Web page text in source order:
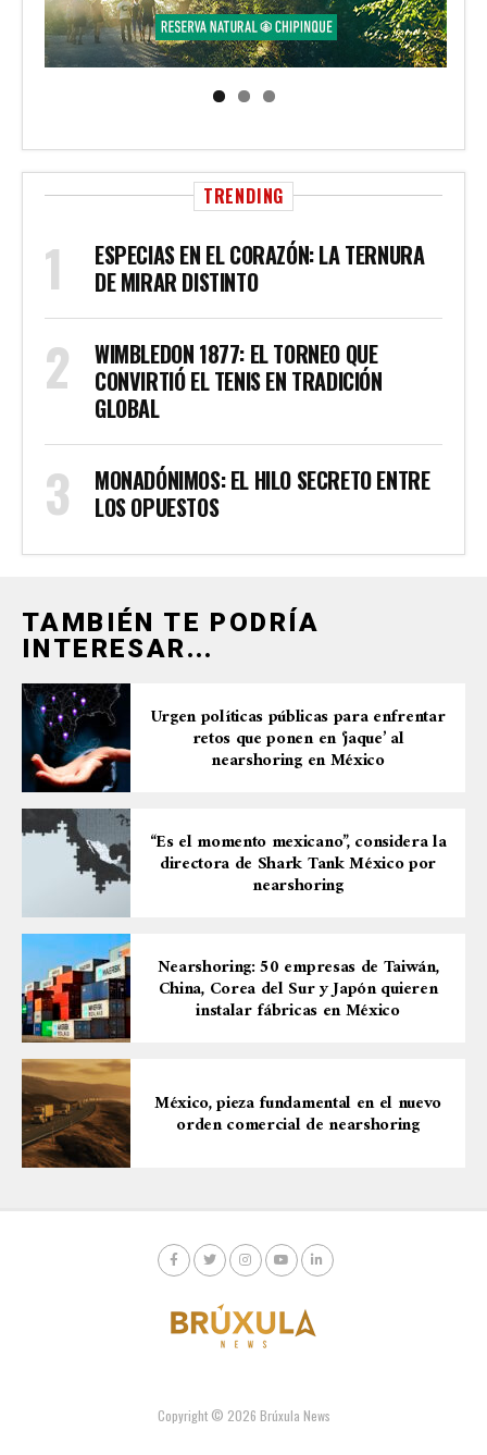
TRENDING
ESPECIAS EN EL CORAZÓN: LA TERNURA
DE MIRAR DISTINTO
WIMBLEDON 1877: EL TORNEO QUE
CONVIRTIÓ EL TENIS EN TRADICIÓN
GLOBAL
MONADÓNIMOS: EL HILO SECRETO ENTRE
LOS OPUESTOS
TAMBIÉN TE PODRÍA
INTERESAR...
Urgen políticas públicas para enfrentar
retos que ponen en ‘jaque’ al
nearshoring en México
“Es el momento mexicano”, considera la
directora de Shark Tank México por
nearshoring
Nearshoring: 50 empresas de Taiwán,
China, Corea del Sur y Japón quieren
instalar fábricas en México
México, pieza fundamental en el nuevo
orden comercial de nearshoring
Copyright © 2026 Brúxula News